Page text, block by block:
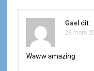
Gael dit :
28 mars
Waww amazing